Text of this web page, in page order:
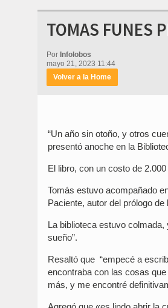
TOMAS FUNES
Por Infolobos
mayo 21, 2023 11:44
Volver a la Home
“Un año sin otoño, y otros
presentó anoche en la
El libro, con un costo de
Tomás estuvo acompañado
Paciente, autor del prólogo de
La biblioteca estuvo
sueño”.
Resaltó que “empecé a
encontraba con las cosas
más, y me encontré